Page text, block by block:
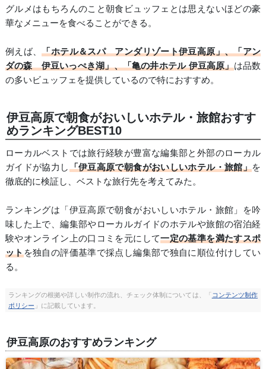
グルメはもちろんのこと朝食ビュッフェとは思えないほどの豪
華なメニューを食べることができる。
例えば、「ホテル＆スパ アンダリゾート伊豆高原」、「アン
ダの森 伊豆いっぺき湖」、「亀の井ホテル 伊豆高原」は品数
の多いビュッフェを提供しているので特におすすめ。
伊豆高原で朝食がおいしいホテル・旅館おすす
めランキングBEST10
ローカルベストでは旅行経験が豊富な編集部と外部のローカル
ガイドが協力し「伊豆高原で朝食がおいしいホテル・旅館」を
徹底的に検証し、ベストな旅行先を考えてみた。
ランキングは「伊豆高原で朝食がおいしいホテル・旅館」を吟
味した上で、編集部やローカルガイドのホテルや旅館の宿泊経
験やオンライン上の口コミを元にして一定の基準を満たすスポ
ットを独自の評価基準で採点し編集部で独自に順位付けしてい
る。
ランキングの根拠や詳しい制作の流れ、チェック体制については、「 コンテンツ制作
ポリシー 」に記載しています。
伊豆高原のおすすめランキング